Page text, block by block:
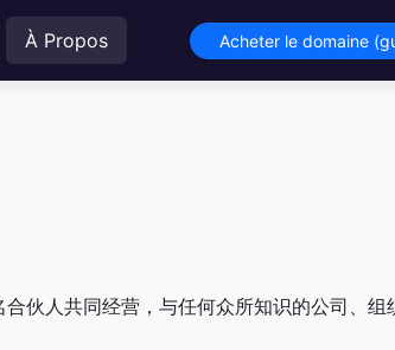
À Propos Acheter le domaine
伙人共同经营，与任何众所知识的公司、组